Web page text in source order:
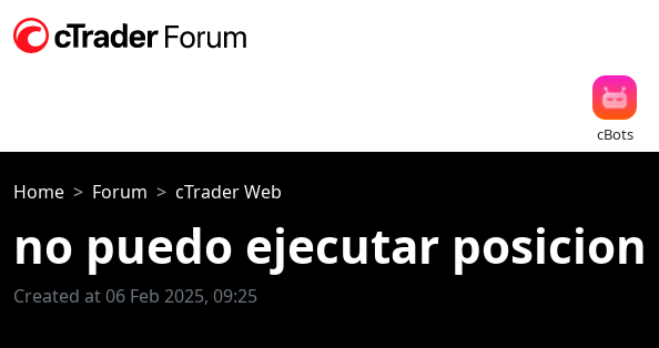
cBots
Home Forum cTrader Web
no puedo ejecutar posicion
Created at 06 Feb 2025, 09:25